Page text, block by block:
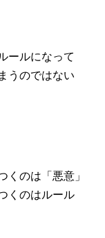
ールになって
うのではない
くのは「悪意」
くのはルール